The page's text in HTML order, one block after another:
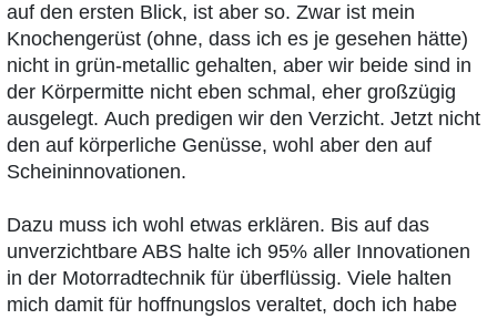
auf den ersten Blick, ist aber so. Zwar ist mein
Knochengerüst (ohne, dass ich es je gesehen hätte)
nicht in grün-metallic gehalten, aber wir beide sind in
der Körpermitte nicht eben schmal, eher großzügig
ausgelegt. Auch predigen wir den Verzicht. Jetzt nicht
den auf körperliche Genüsse, wohl aber den auf
Scheininnovationen.
Dazu muss ich wohl etwas erklären. Bis auf das
unverzichtbare ABS halte ich 95% aller Innovationen
in der Motorradtechnik für überflüssig. Viele halten
mich damit für hoffnungslos veraltet, doch ich habe